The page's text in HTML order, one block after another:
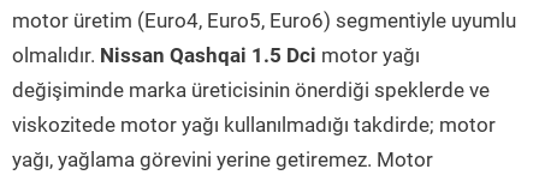
motor üretim (Euro4, Euro5, Euro6) segmentiyle uyumlu
olmalıdır. Nissan Qashqai 1.5 Dci motor yağı
değişiminde marka üreticisinin önerdiği speklerde ve
viskozitede motor yağı kullanılmadığı takdirde; motor
yağı, yağlama görevini yerine getiremez. Motor